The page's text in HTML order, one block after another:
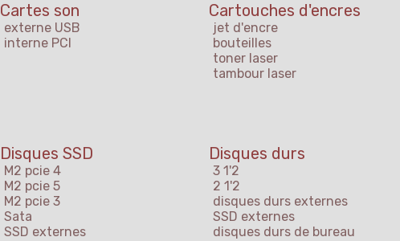
Cartes son
externe USB
interne PCI
Cartouches d'encres
jet d'encre
bouteilles
toner laser
tambour laser
Disques SSD
M2 pcie 4
M2 pcie 5
M2 pcie 3
Sata
SSD externes
Disques durs
3 1'2
2 1'2
disques durs externes
SSD externes
disques durs de bureau